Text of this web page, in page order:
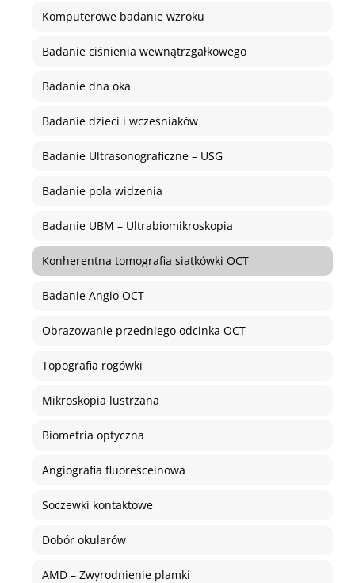
Komputerowe badanie wzroku
Badanie ciśnienia wewnątrzgałkowego
Badanie dna oka
Badanie dzieci i wcześniaków
Badanie Ultrasonograficzne – USG
Badanie pola widzenia
Badanie UBM – Ultrabiomikroskopia
Konherentna tomografia siatkówki OCT
Badanie Angio OCT
Obrazowanie przedniego odcinka OCT
Topografia rogówki
Mikroskopia lustrzana
Biometria optyczna
Angiografia fluoresceinowa
Soczewki kontaktowe
Dobór okularów
AMD – Zwyrodnienie plamki